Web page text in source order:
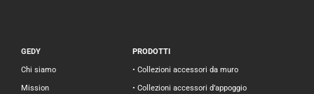
GEDY
Chi siamo
Mission
PRODOTTI
• Collezioni accessori da muro
• Collezioni accessori d’appoggio